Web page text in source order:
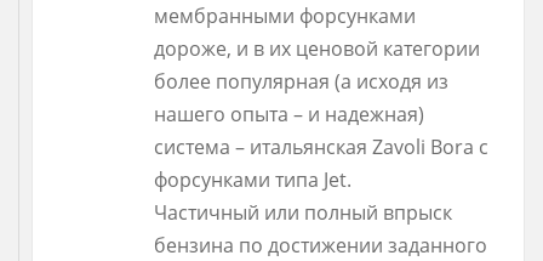
мембранными форсунками
дороже, и в их ценовой категории
более популярная (а исходя из
нашего опыта – и надежная)
система – итальянская Zavoli Bora с
форсунками типа Jet.
Частичный или полный впрыск
бензина по достижении заданного